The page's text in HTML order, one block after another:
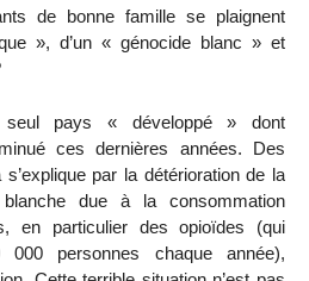
de bonne famille se plaignent
», d’un « génocide blanc » et
pays « développé » dont
ces dernières années. Des
par la détérioration de la
due à la consommation
en particulier des opioïdes (qui
personnes chaque année),